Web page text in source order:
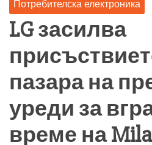
Потребителска електроника
LG засилва
пазара на
уреди за
време на